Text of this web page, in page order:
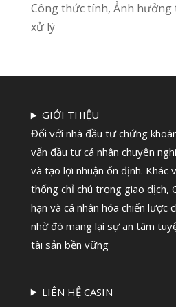
Công thức tính, Ảnh hưởng
xử lý
GIỚI THIỆU
Đối với nhà đầu tư chứng
vấn đầu tư cá nhân chuyên
và tạo lợi nhuận ổn định. Khác
thống chỉ chú trọng giao dịch,
hạn và cá nhân hóa chiến lược
nhờ đó mang lại sự an tâm
tài sản bền vững
LIÊN HỆ CASIN